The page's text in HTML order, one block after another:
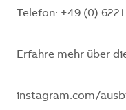
Telefon: +49 (0)
Erfahre mehr über
instagram.com/